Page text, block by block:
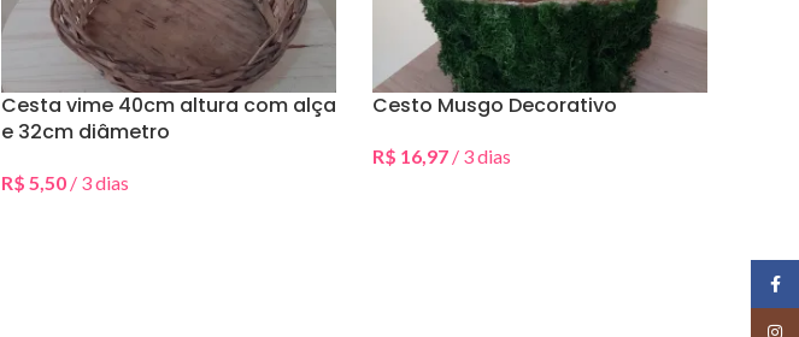
Cesta vime 40cm altura com alça
e 32cm diâmetro
R$ 5,50 / 3 dias
Cesto Musgo Decorativo
R$ 16,97 / 3 dias